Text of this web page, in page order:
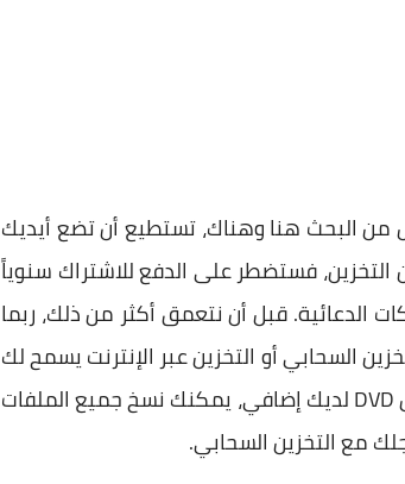
من البحث هنا وهناك، تستطيع أن تضع أيديك
التخزين، فستضطر على الدفع للاشتراك سنوياً
الدعائية. قبل أن نتعمق أكثر من ذلك، ربما
السحابي أو التخزين عبر الإنترنت يسمح لك
بتخزين كمية من بياناتك عن بُعد على الإنترنت، يمكنك تشبيه الخدمة السحابية بقرص DVD لديك إضافي، يمكنك نسخ جميع الملفات
مع التخزين السحابي.